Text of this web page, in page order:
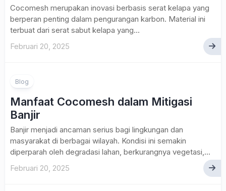
Cocomesh merupakan inovasi berbasis serat kelapa yang
berperan penting dalam pengurangan karbon. Material ini
terbuat dari serat sabut kelapa yang...
Februari 20, 2025
Blog
Manfaat Cocomesh dalam Mitigasi
Banjir
Banjir menjadi ancaman serius bagi lingkungan dan
masyarakat di berbagai wilayah. Kondisi ini semakin
diperparah oleh degradasi lahan, berkurangnya vegetasi,...
Februari 20, 2025